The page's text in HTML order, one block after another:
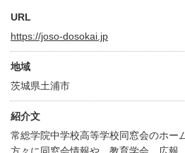
URL
https://joso-dosokai.jp
地域
茨城県土浦市
紹介文
常総学院中学校高等学校同窓会のホー